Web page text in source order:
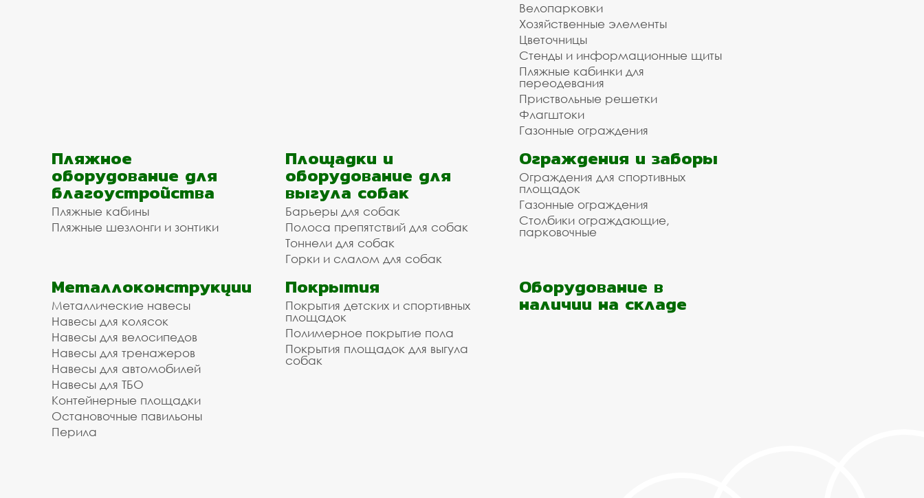
Велопарковки
Хозяйственные элементы
Цветочницы
Стенды и информационные щиты
Пляжные кабинки для
переодевания
Приствольные решетки
Флагштоки
Газонные ограждения
Пляжное
оборудование для
благоустройства
Пляжные кабины
Пляжные шезлонги и зонтики
Площадки и
оборудование для
выгула собак
Барьеры для собак
Полоса препятствий для собак
Тоннели для собак
Горки и слалом для собак
Ограждения и заборы
Ограждения для спортивных
площадок
Газонные ограждения
Столбики ограждающие,
парковочные
Металлоконструкции
Металлические навесы
Навесы для колясок
Навесы для велосипедов
Навесы для тренажеров
Навесы для автомобилей
Навесы для ТБО
Контейнерные площадки
Остановочные павильоны
Перила
Покрытия
Покрытия детских и спортивных
площадок
Полимерное покрытие пола
Покрытия площадок для выгула
собак
Оборудование в
наличии на складе